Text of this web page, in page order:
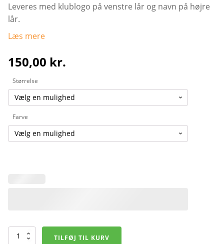
Leveres med klublogo på venstre lår og navn på højre
lår.
Læs mere
150,00 kr.
Størrelse
Farve
Hummel
XK
TILFØJ TIL KURV